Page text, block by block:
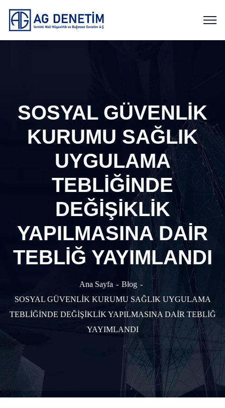
SOSYAL GÜVENLİK
KURUMU SAĞLIK
UYGULAMA
TEBLİĞİNDE
DEĞİŞİKLİK
YAPILMASINA DAİR
TEBLİĞ YAYIMLANDI
Ana Sayfa
Blog
SOSYAL GÜVENLİK KURUMU SAĞLIK UYGULAMA
TEBLİĞİNDE DEĞİŞİKLİK YAPILMASINA DAİR TEBLİĞ
YAYIMLANDI